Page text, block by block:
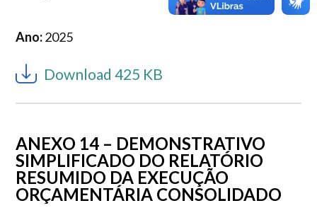
Ano:2025
Download 425 KB
ANEXO 14 – DEMONSTRATIVO
SIMPLIFICADO DO RELATÓRIO
RESUMIDO DA EXECUÇÃO
ORÇAMENTÁRIA CONSOLIDADO